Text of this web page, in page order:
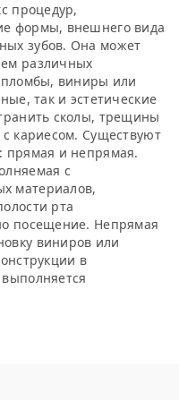
процедур,
формы, внешнего вида
зубов. Она может
различных
пломбы, виниры или
так и эстетические
сколы, трещины
кариесом. Существуют
прямая и непрямая.
с
материалов,
рта
посещение. Непрямая
виниров или
в